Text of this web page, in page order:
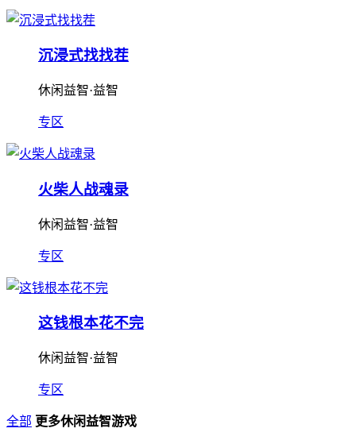
沉浸式找找茬
休闲益智·益智
专区
火柴人战魂录
休闲益智·益智
专区
这钱根本花不完
休闲益智·益智
专区
全部 更多休闲益智游戏